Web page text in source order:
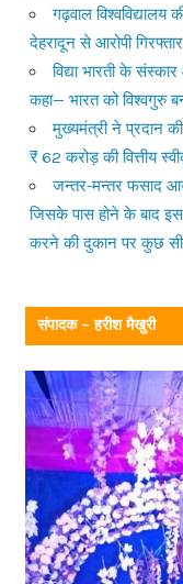
गढ़वाल विश्वविद्यालय
देहरादून से आरोपी गिरफ्तार
विद्या भारती के
कहा— भारत को विश्वगुरु
मुख्यमंत्री ने प्रदान की
₹ 62 करोड़ की वित्तीय
जन्तर-मन्तर फसाद
जिसके पास होने के बाद
करने की दुकान पर कुछ
संपादक – हरीश मैखुरी